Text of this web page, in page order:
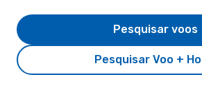
Pesquisar Voo +
Pesquisar voos